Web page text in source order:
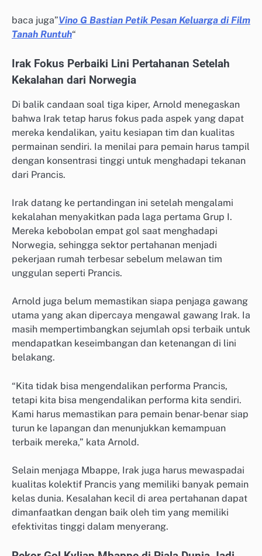
baca juga”Vino G Bastian Petik Pesan Keluarga di Film
Tanah Runtuh“
Irak Fokus Perbaiki Lini Pertahanan Setelah
Kekalahan dari Norwegia
Di balik candaan soal tiga kiper, Arnold menegaskan
bahwa Irak tetap harus fokus pada aspek yang dapat
mereka kendalikan, yaitu kesiapan tim dan kualitas
permainan sendiri. Ia menilai para pemain harus tampil
dengan konsentrasi tinggi untuk menghadapi tekanan
dari Prancis.
Irak datang ke pertandingan ini setelah mengalami
kekalahan menyakitkan pada laga pertama Grup I.
Mereka kebobolan empat gol saat menghadapi
Norwegia, sehingga sektor pertahanan menjadi
pekerjaan rumah terbesar sebelum melawan tim
unggulan seperti Prancis.
Arnold juga belum memastikan siapa penjaga gawang
utama yang akan dipercaya mengawal gawang Irak. Ia
masih mempertimbangkan sejumlah opsi terbaik untuk
mendapatkan keseimbangan dan ketenangan di lini
belakang.
“Kita tidak bisa mengendalikan performa Prancis,
tetapi kita bisa mengendalikan performa kita sendiri.
Kami harus memastikan para pemain benar-benar siap
turun ke lapangan dan menunjukkan kemampuan
terbaik mereka,” kata Arnold.
Selain menjaga Mbappe, Irak juga harus mewaspadai
kualitas kolektif Prancis yang memiliki banyak pemain
kelas dunia. Kesalahan kecil di area pertahanan dapat
dimanfaatkan dengan baik oleh tim yang memiliki
efektivitas tinggi dalam menyerang.